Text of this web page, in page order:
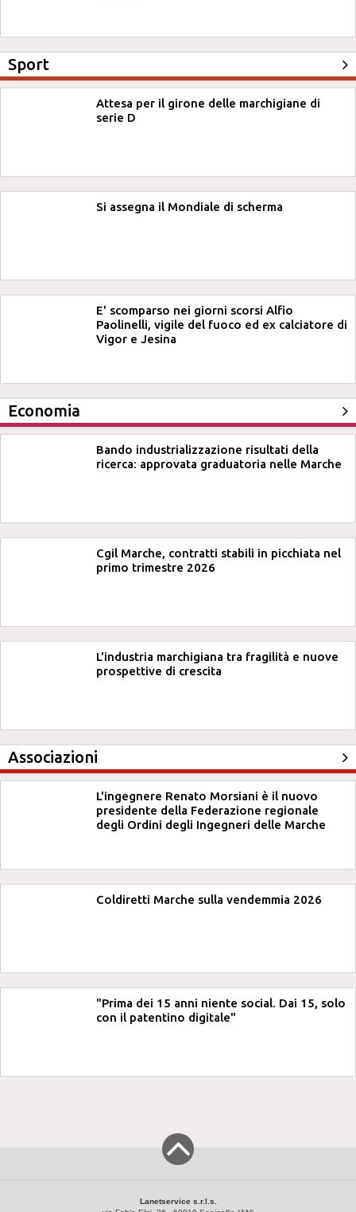
Sport
Attesa per il girone delle marchigiane di
serie D
Si assegna il Mondiale di scherma
E' scomparso nei giorni scorsi Alfio
Paolinelli, vigile del fuoco ed ex calciatore di
Vigor e Jesina
Economia
Bando industrializzazione risultati della
ricerca: approvata graduatoria nelle Marche
Cgil Marche, contratti stabili in picchiata nel
primo trimestre 2026
L'industria marchigiana tra fragilità e nuove
prospettive di crescita
Associazioni
L'ingegnere Renato Morsiani è il nuovo
presidente della Federazione regionale
degli Ordini degli Ingegneri delle Marche
Coldiretti Marche sulla vendemmia 2026
"Prima dei 15 anni niente social. Dai 15, solo
con il patentino digitale"
Lanetservice s.r.l.s.